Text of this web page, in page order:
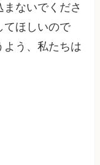
ないでくださ
てほしいので
よう、私たちは